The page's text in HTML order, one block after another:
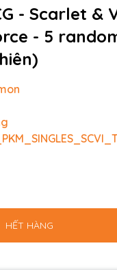
- Scarlet &
- 5
HẾT HÀNG